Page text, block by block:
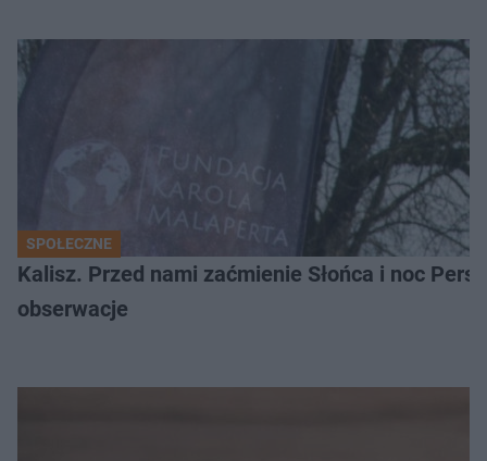
SPOŁECZNE
Kalisz. Przed nami zaćmienie Słońca i noc
obserwacje